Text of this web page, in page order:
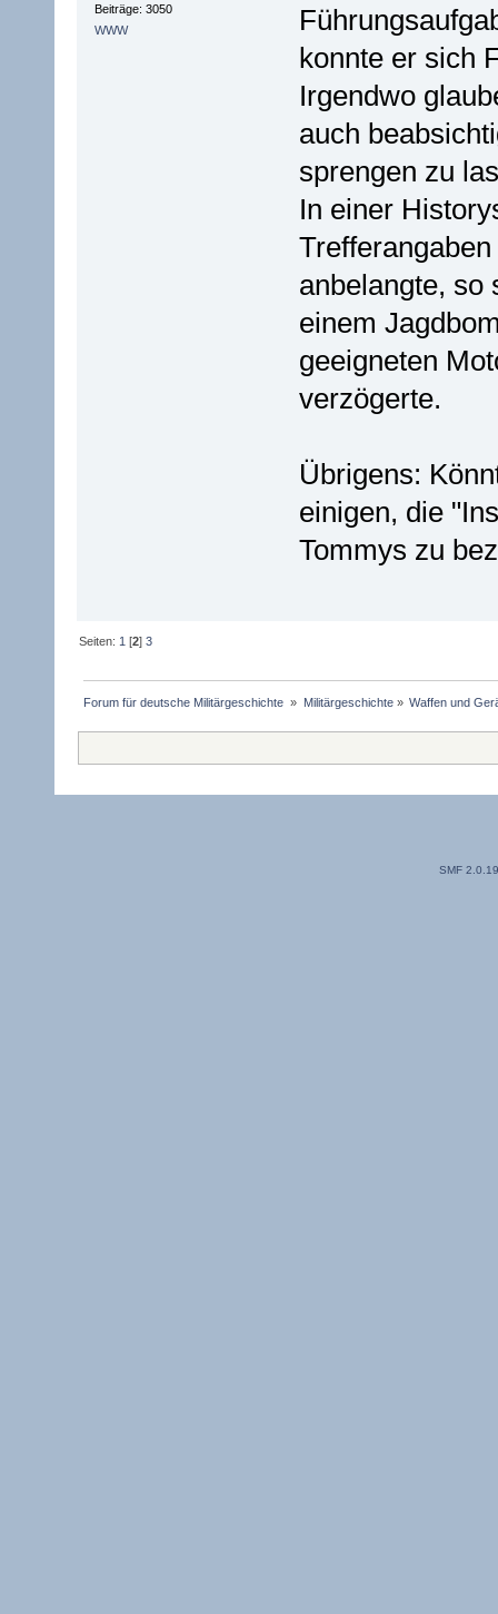
Beiträge: 3050
WWW
konnte er sich
Irgendwo
auch
sprengen zu
In einer
anbelangte, so
einem
geeigneten
verzögerte.
Übrigens:
einigen, die
Tommys zu
Seiten: 1 [2]3
Forum für deutsche Militärgeschichte » Militärgeschichte» Waffen und
SMF 2.0.19